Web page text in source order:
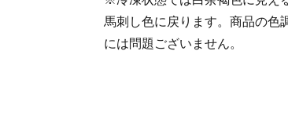
馬刺し色に戻ります。商品の色
には問題ございません。